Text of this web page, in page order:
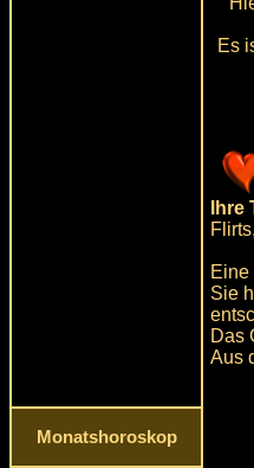
Monatshoroskop
Es
Eine
Sie
Das
Aus